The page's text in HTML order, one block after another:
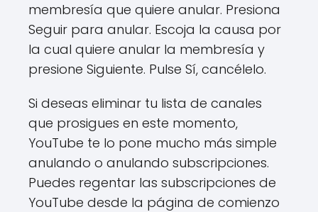
membresía que quiere anular. Presiona
Seguir para anular. Escoja la causa por
la cual quiere anular la membresía y
presione Siguiente. Pulse Sí, cancélelo.
Si deseas eliminar tu lista de canales
que prosigues en este momento,
YouTube te lo pone mucho más simple
anulando o anulando subscripciones.
Puedes regentar las subscripciones de
YouTube desde la página de comienzo